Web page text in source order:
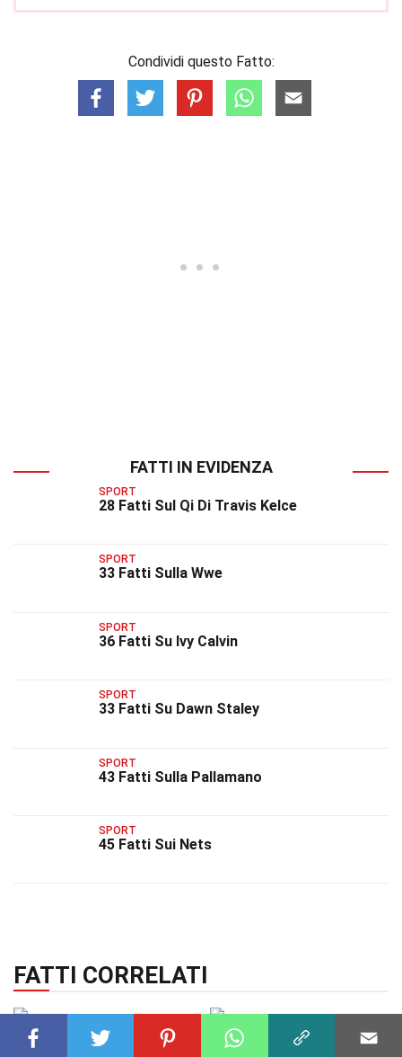
Condividi questo Fatto:
FATTI IN EVIDENZA
SPORT
28 Fatti Sul Qi Di Travis Kelce
SPORT
33 Fatti Sulla Wwe
SPORT
36 Fatti Su Ivy Calvin
SPORT
33 Fatti Su Dawn Staley
SPORT
43 Fatti Sulla Pallamano
SPORT
45 Fatti Sui Nets
FATTI CORRELATI